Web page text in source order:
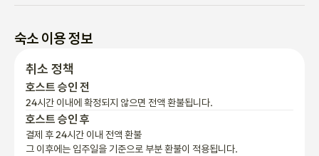
숙소 이용 정보
취소 정책
호스트 승인 전
24시간 이내에 확정되지 않으면 전액 환불됩니다.
호스트 승인 후
결제 후 24시간 이내 전액 환불
그 이후에는 입주일을 기준으로 부분 환불이 적용됩니다.